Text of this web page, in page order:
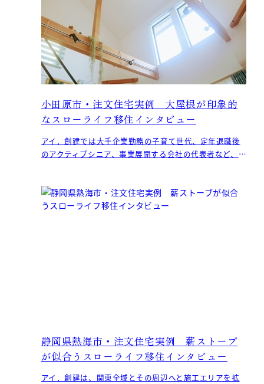
小田原市・注文住宅実例 大屋根が印象的
なスローライフ移住インタビュー
アイ．創建では大手企業勤務の子育て世代、定年退職後
のアクティブシニア、事業展開する会社の代表者など、
静岡県熱海市・注文住宅実例 薪ストーブ
が似合うスローライフ移住インタビュー
アイ．創建は、関東全域とその周辺へと施工エリアを拡